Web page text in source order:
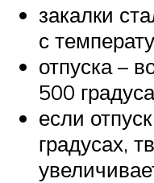
закалки
с
отпуска –
500
если
градусах,